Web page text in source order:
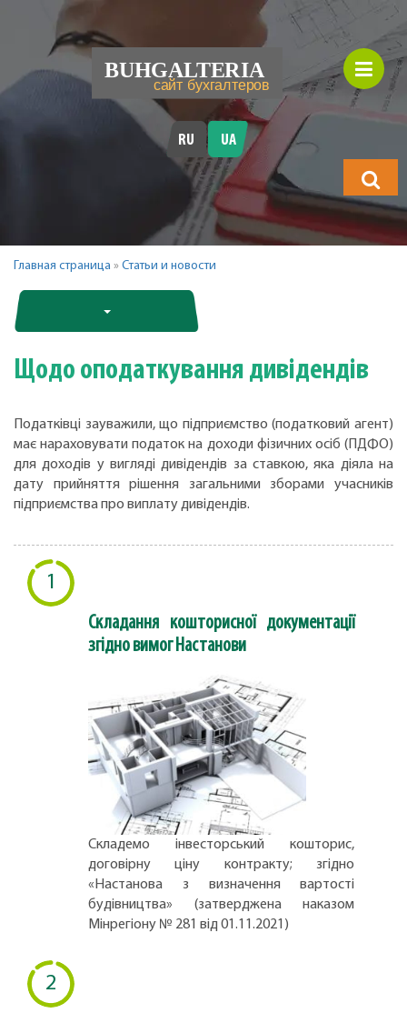
RU UA
Главная страница » Статьи и новости
Щодо оподаткування дивідендів
Податківці зауважили, що підприємство (податковий агент)
має нараховувати податок на доходи фізичних осіб (ПДФО)
для доходів у вигляді дивідендів за ставкою, яка діяла на
дату прийняття рішення загальними зборами учасників
підприємства про виплату дивідендів.
1
Складання кошторисної документації
згідно вимог Настанови
Складемо інвесторський кошторис,
договірну ціну контракту; згідно
«Настанова з визначення вартості
будівництва» (затверджена наказом
Мінрегіону № 281 від 01.11.2021)
2